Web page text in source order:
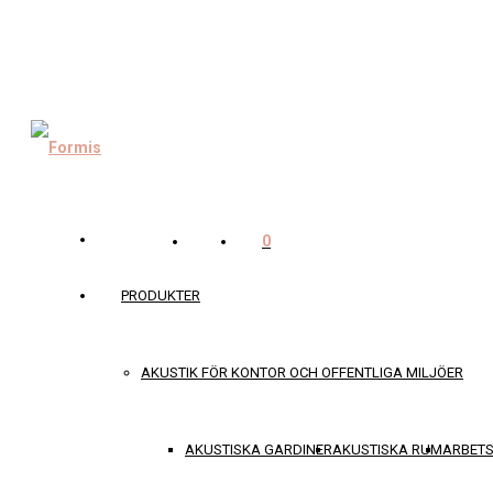
PRODUKTER
AKUSTIK FÖR KONTOR OCH OFFENTLIGA MILJÖER
AKUSTISKA GARDINERAKUSTISKA RUM
0